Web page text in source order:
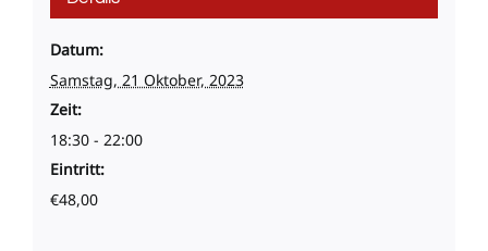
Datum:
Samstag, 21 Oktober, 2023
Zeit:
18:30 - 22:00
Eintritt:
€48,00